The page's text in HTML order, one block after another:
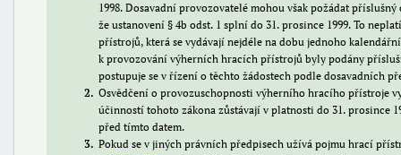
1998. Dosavadní provozovatelé mohou však požádat
že ustanovení § 4b odst. 1 splní do 31. prosince 1999. To
přístrojů, která se vydávají nejdéle na dobu jednoho
k provozování výherních hracích přístrojů byly podány
postupuje se v řízení o těchto žádostech podle dosavadních
2
Osvědčení o provozuschopnosti výherního hracího přístroje
účinností tohoto zákona zůstávají v platnosti do 31. prosince
před tímto datem.
3
Pokud se v jiných právních předpisech užívá pojmu hrací